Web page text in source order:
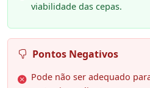
viabilidade das cepas.
Pontos Negativos
Pode não ser adequado